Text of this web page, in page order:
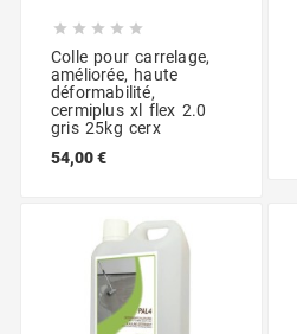
    
Colle pour carrelage,
améliorée, haute
déformabilité,
cermiplus xl flex 2.0
gris 25kg cerx
54,00 €